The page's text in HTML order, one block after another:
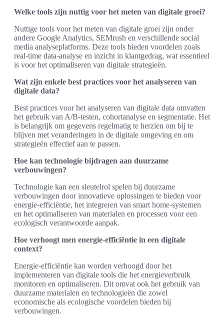
Welke tools zijn nuttig voor het meten van digitale groei?
Nuttige tools voor het meten van digitale groei zijn onder
andere Google Analytics, SEMrush en verschillende social
media analyseplatforms. Deze tools bieden voordelen zoals
real-time data-analyse en inzicht in klantgedrag, wat essentieel
is voor het optimaliseren van digitale strategieën.
Wat zijn enkele best practices voor het analyseren van
digitale data?
Best practices voor het analyseren van digitale data omvatten
het gebruik van A/B-testen, cohortanalyse en segmentatie. Het
is belangrijk om gegevens regelmatig te herzien om bij te
blijven met veranderingen in de digitale omgeving en om
strategieën effectief aan te passen.
Hoe kan technologie bijdragen aan duurzame
verbouwingen?
Technologie kan een sleutelrol spelen bij duurzame
verbouwingen door innovatieve oplossingen te bieden voor
energie-efficiëntie, het integreren van smart home-systemen
en het optimaliseren van materialen en processen voor een
ecologisch verantwoorde aanpak.
Hoe verhoogt men energie-efficiëntie in een digitale
context?
Energie-efficiëntie kan worden verhoogd door het
implementeren van digitale tools die het energieverbruik
monitoren en optimaliseren. Dit omvat ook het gebruik van
duurzame materialen en technologieën die zowel
economische als ecologische voordelen bieden bij
verbouwingen.